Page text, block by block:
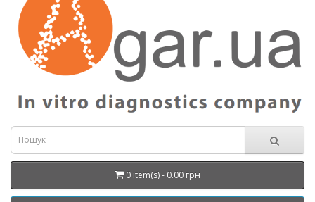
0 item(s) - 0.00 грн